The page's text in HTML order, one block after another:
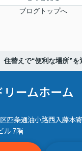
ブログトップへ
住替えで“便利な場所”
ームホーム
四条通油小路西入藤本
ル 7階